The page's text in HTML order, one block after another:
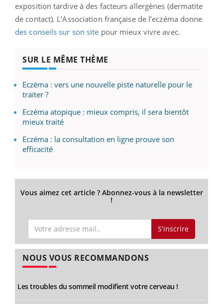
exposition tardive à des facteurs allergènes (dermatite
de contact). L’Association française de l’eczéma donne
des conseils sur son site pour mieux vivre avec.
SUR LE MÊME THÈME
Eczéma : vers une nouvelle piste naturelle pour le
traiter ?
Eczéma atopique : mieux compris, il sera bientôt
mieux traité
Eczéma : la consultation en ligne prouve son
efficacité
Vous aimez cet article ? Abonnez-vous à la newsletter
!
S'inscrire
NOUS VOUS RECOMMANDONS
Les troubles du sommeil modifient votre cerveau !